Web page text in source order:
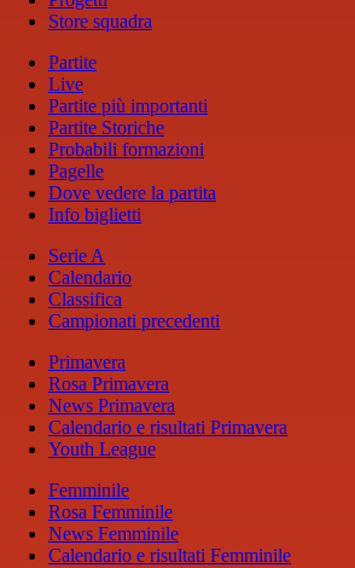
Store squadra
Partite
Live
Partite più importanti
Partite Storiche
Probabili formazioni
Pagelle
Dove vedere la partita
Info biglietti
Serie A
Calendario
Classifica
Campionati precedenti
Primavera
Rosa Primavera
News Primavera
Calendario e risultati Primavera
Youth League
Femminile
Rosa Femminile
News Femminile
Calendario e risultati Femminile